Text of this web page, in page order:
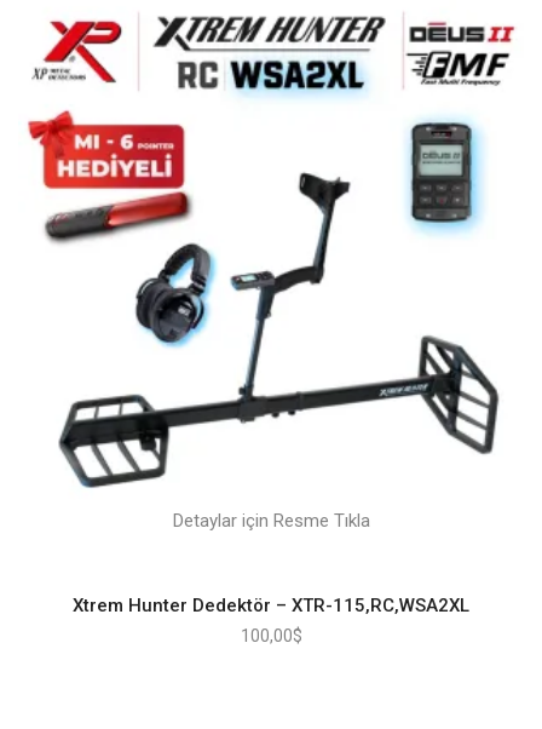
Detaylar için Resme Tıkla
Xtrem Hunter Dedektör – XTR-115,RC,WSA2XL
100,00$